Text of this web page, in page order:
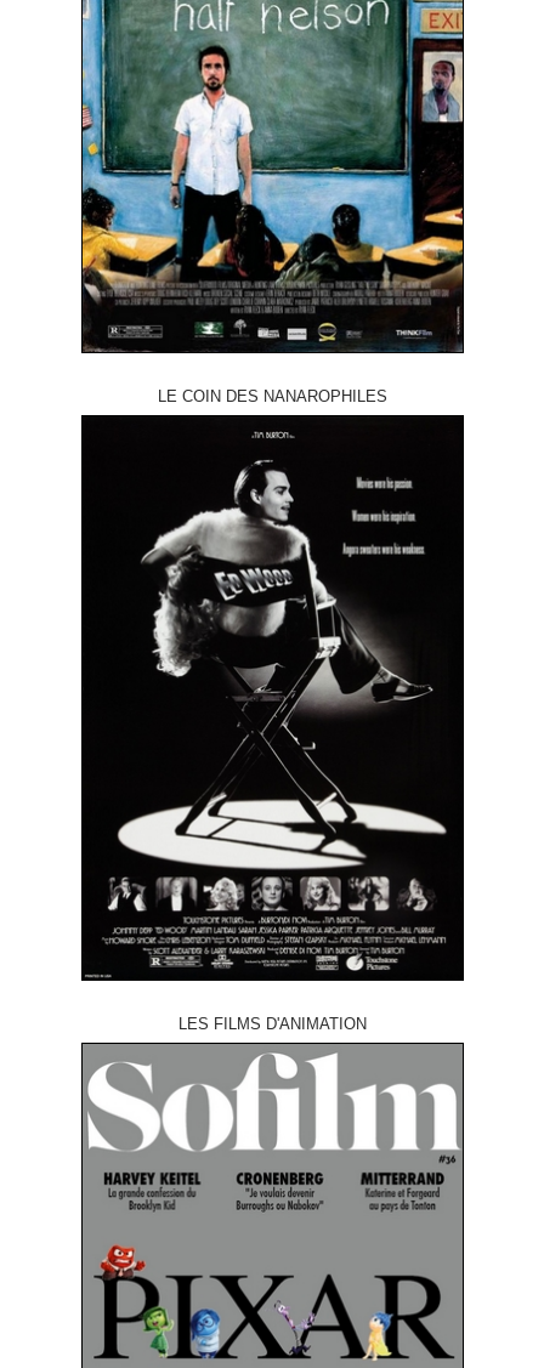
LE COIN DES NANAROPHILES
LES FILMS D'ANIMATION